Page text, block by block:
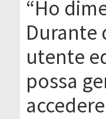
“Ho
Durante
utente
possa